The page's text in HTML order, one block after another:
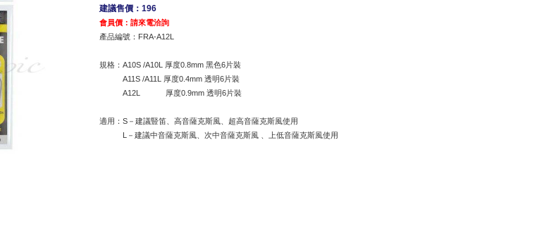
建議售價：196
會員價：請來電洽詢
產品編號：FRA-A12L
規格：A10S /A10L 厚度0.8mm 黑色6片裝
A11S /A11L 厚度0.4mm 透明6片裝
A12L 厚度0.9mm 透明6片裝
適用：S－建議豎笛、高音薩克斯風、超高音薩克斯風使用
L－建議中音薩克斯風、次中音薩克斯風 、上低音薩克斯風使用